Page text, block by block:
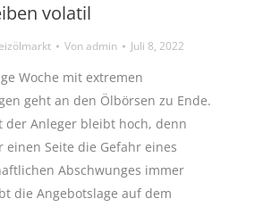
volatil
Vonadmin Juli 8, 2022
Woche mit extremen
geht an den Ölbörsen zu Ende.
der Anleger bleibt hoch, denn
Seite die Gefahr eines
Abschwunges immer
die Angebotslage auf dem